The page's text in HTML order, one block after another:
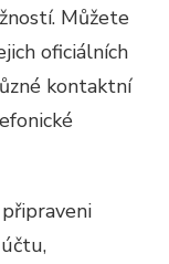
Můžete
oficiálních
kontaktní